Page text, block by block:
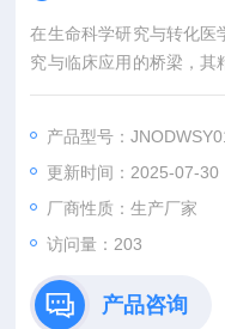
在生命科学研究与转化医
究与临床应用的桥梁，其
值。吉奥蓝图（
机构、药企及医疗机构
分析与成果转化的一站式
速创新成果落地。
产品型号：
更新时间：2025-07-30
厂商性质：生产厂家
访问量：203
产品咨询